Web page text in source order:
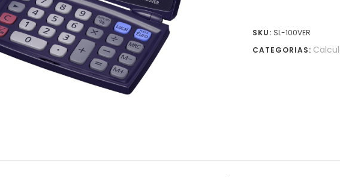
SKU: SL-100VER
CATEGORIAS: